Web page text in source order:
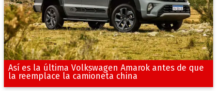
Así es la última Volkswagen Amarok antes de que
la reemplace la camioneta china